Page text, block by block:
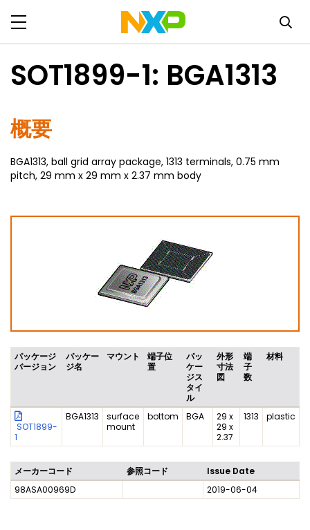
SOT1899-1: BGA1313
概要
BGA1313, ball grid array package, 1313 terminals, 0.75 mm
pitch, 29 mm x 29 mm x 2.37 mm body
パッケージ
バージョン
パッケー
ジ名
マウント
端子位
置
パッ
ケー
ジス
タイ
ル
外形
寸法
図
端
子
数
材料
SOT1899-
1
BGA1313
surface
mount
bottom BGA
29 x
29 x
2.37
1313 plastic
メーカーコード 参照コード
Issue Date
98ASA00969D
2019-06-04